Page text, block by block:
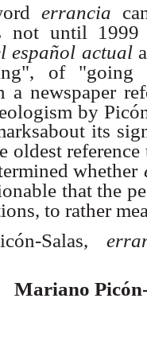
errancia
not until
español actual
of
a newspaper
by
its
oldest
whether
that the
to rather
Salas,
Mariano